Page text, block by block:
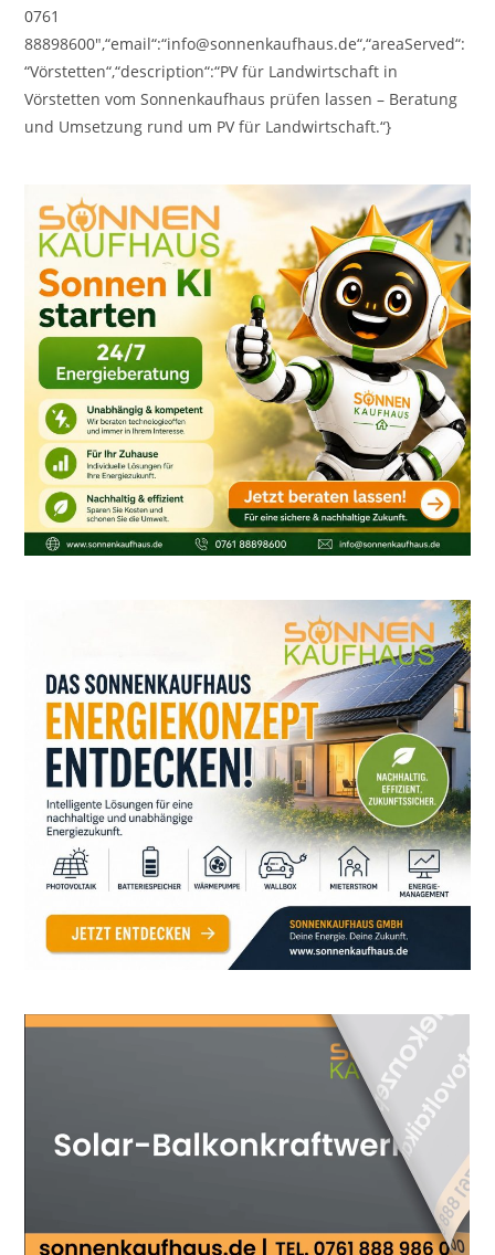
0761
88898600″,“email“:“info@sonnenkaufhaus.de“,“areaServed“:
“Vörstetten“,“description“:“PV für Landwirtschaft in
Vörstetten vom Sonnenkaufhaus prüfen lassen – Beratung
und Umsetzung rund um PV für Landwirtschaft.“}